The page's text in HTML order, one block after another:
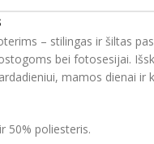
– stilingas ir šiltas
bei fotosesijai.
mamos dienai ir
50% poliesteris.